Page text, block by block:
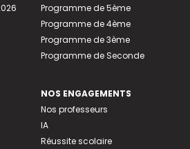
Programme de 5ème
Programme de 4ème
Programme de 3ème
Programme de Seconde
NOS ENGAGEMENTS
Nos professeurs
IA
Réussite scolaire